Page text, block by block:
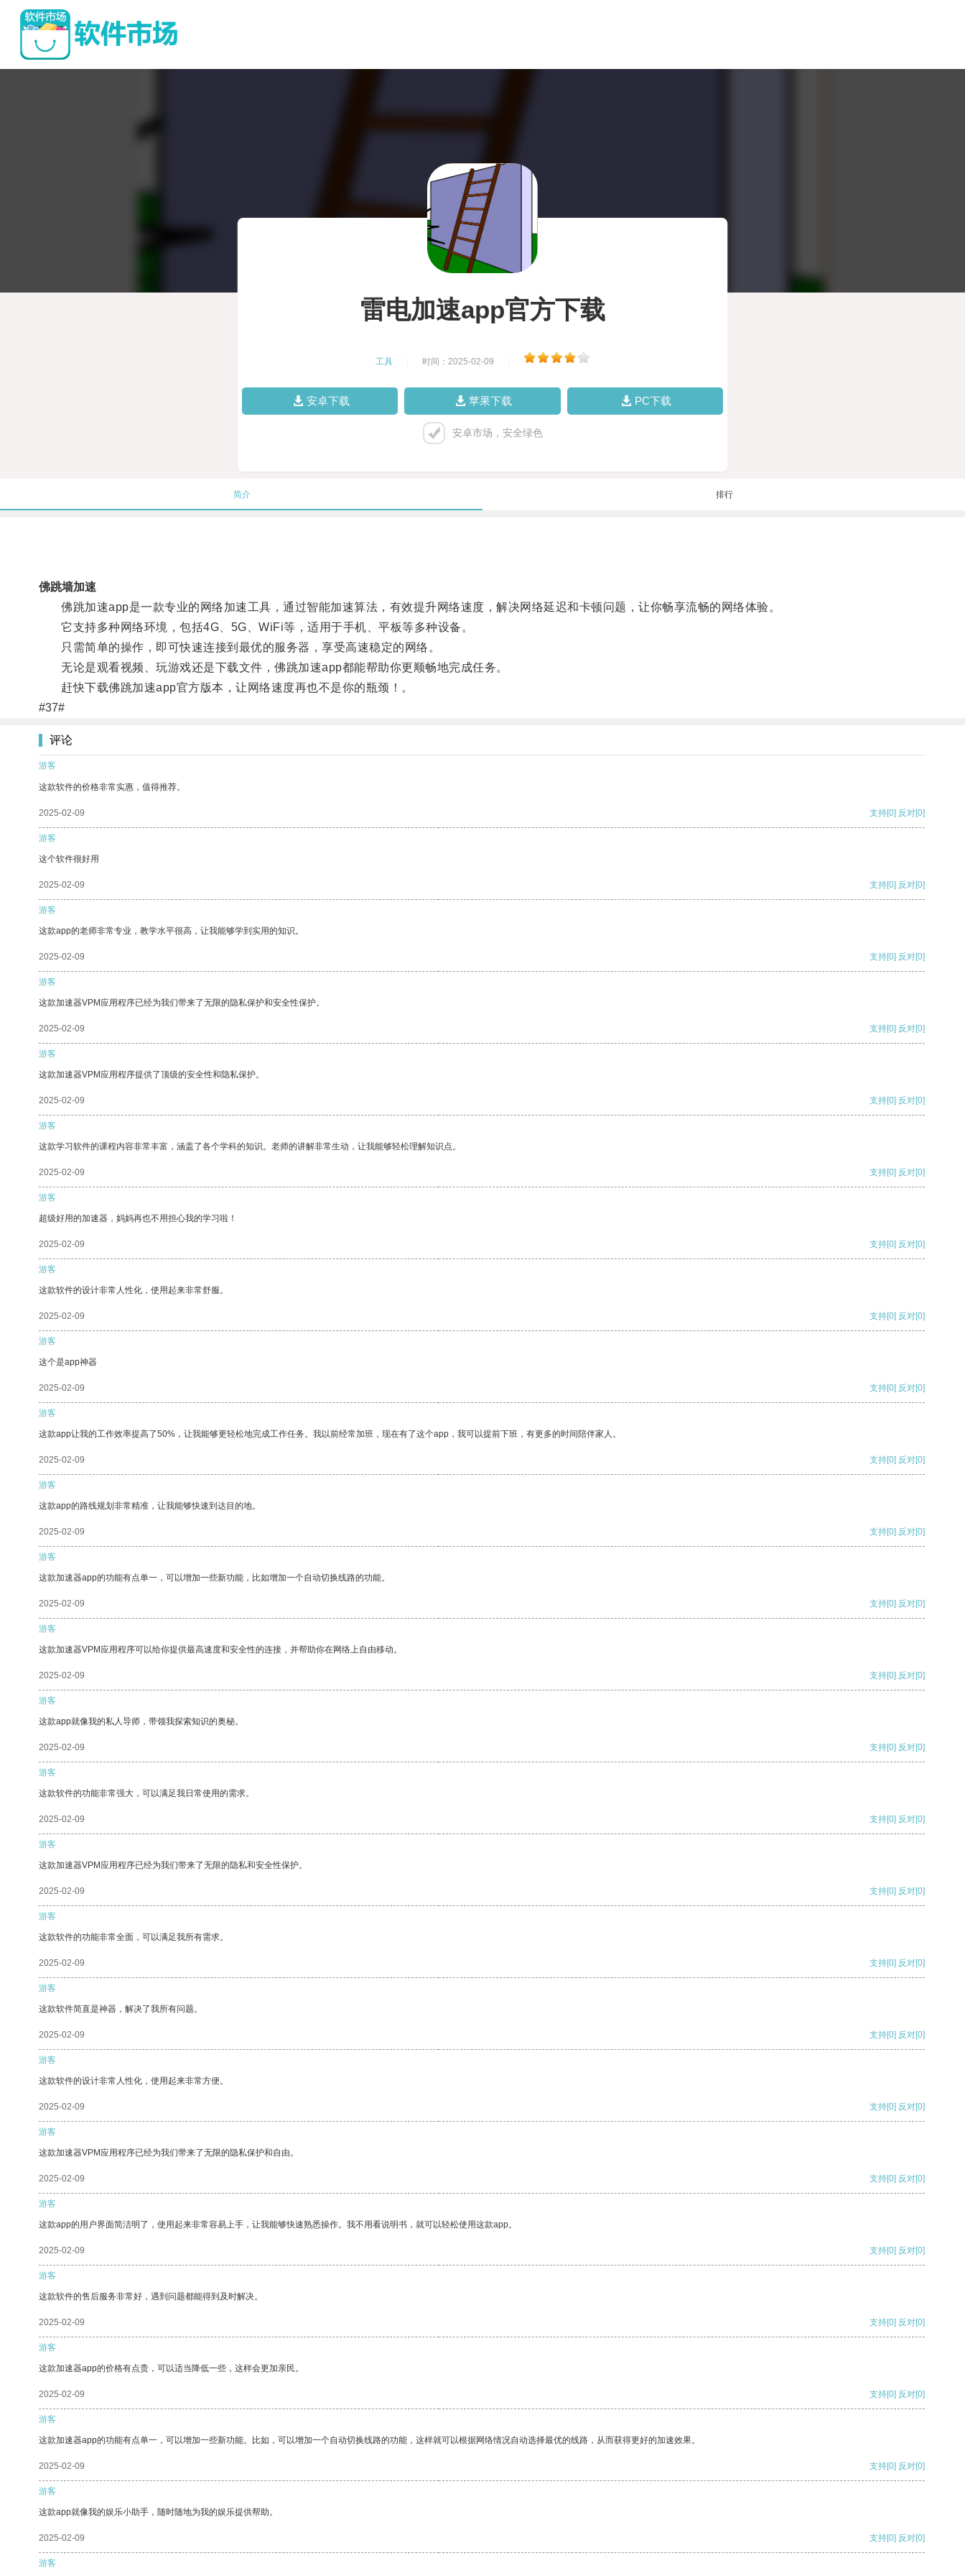
雷电加速app官方下载
工具 时间：2025-02-09
安卓下载 苹果下载 PC下载
安卓市场，安全绿色
简介 排行
佛跳墙加速
佛跳加速app是一款专业的网络加速工具，通过智能加速算法，有效提升网络速度，解决网络延迟和卡顿问题，让你畅享流畅的网络体验。
它支持多种网络环境，包括4G、5G、WiFi等，适用于手机、平板等多种设备。
只需简单的操作，即可快速连接到最优的服务器，享受高速稳定的网络。
无论是观看视频、玩游戏还是下载文件，佛跳加速app都能帮助你更顺畅地完成任务。
赶快下载佛跳加速app官方版本，让网络速度再也不是你的瓶颈！。
#37#
评论
游客
这款软件的价格非常实惠，值得推荐。
2025-02-09 支持[0] 反对[0]
游客
这个软件很好用
2025-02-09 支持[0] 反对[0]
游客
这款app的老师非常专业，教学水平很高，让我能够学到实用的知识。
2025-02-09 支持[0] 反对[0]
游客
这款加速器VPM应用程序已经为我们带来了无限的隐私保护和安全性保护。
2025-02-09 支持[0] 反对[0]
游客
这款加速器VPM应用程序提供了顶级的安全性和隐私保护。
2025-02-09 支持[0] 反对[0]
游客
这款学习软件的课程内容非常丰富，涵盖了各个学科的知识。老师的讲解非常生动，让我能够轻松理解知识点。
2025-02-09 支持[0] 反对[0]
游客
超级好用的加速器，妈妈再也不用担心我的学习啦！
2025-02-09 支持[0] 反对[0]
游客
这款软件的设计非常人性化，使用起来非常舒服。
2025-02-09 支持[0] 反对[0]
游客
这个是app神器
2025-02-09 支持[0] 反对[0]
游客
这款app让我的工作效率提高了50%，让我能够更轻松地完成工作任务。我以前经常加班，现在有了这个app，我可以提前下班，有更多的时间陪伴家人。
2025-02-09 支持[0] 反对[0]
游客
这款app的路线规划非常精准，让我能够快速到达目的地。
2025-02-09 支持[0] 反对[0]
游客
这款加速器app的功能有点单一，可以增加一些新功能，比如增加一个自动切换线路的功能。
2025-02-09 支持[0] 反对[0]
游客
这款加速器VPM应用程序可以给你提供最高速度和安全性的连接，并帮助你在网络上自由移动。
2025-02-09 支持[0] 反对[0]
游客
这款app就像我的私人导师，带领我探索知识的奥秘。
2025-02-09 支持[0] 反对[0]
游客
这款软件的功能非常强大，可以满足我日常使用的需求。
2025-02-09 支持[0] 反对[0]
游客
这款加速器VPM应用程序已经为我们带来了无限的隐私和安全性保护。
2025-02-09 支持[0] 反对[0]
游客
这款软件的功能非常全面，可以满足我所有需求。
2025-02-09 支持[0] 反对[0]
游客
这款软件简直是神器，解决了我所有问题。
2025-02-09 支持[0] 反对[0]
游客
这款软件的设计非常人性化，使用起来非常方便。
2025-02-09 支持[0] 反对[0]
游客
这款加速器VPM应用程序已经为我们带来了无限的隐私保护和自由。
2025-02-09 支持[0] 反对[0]
游客
这款app的用户界面简洁明了，使用起来非常容易上手，让我能够快速熟悉操作。我不用看说明书，就可以轻松使用这款app。
2025-02-09 支持[0] 反对[0]
游客
这款软件的售后服务非常好，遇到问题都能得到及时解决。
2025-02-09 支持[0] 反对[0]
游客
这款加速器app的价格有点贵，可以适当降低一些，这样会更加亲民。
2025-02-09 支持[0] 反对[0]
游客
这款加速器app的功能有点单一，可以增加一些新功能。比如，可以增加一个自动切换线路的功能，这样就可以根据网络情况自动选择最优的线路，从而获得更好的加速效果。
2025-02-09 支持[0] 反对[0]
游客
这款app就像我的娱乐小助手，随时随地为我的娱乐提供帮助。
2025-02-09 支持[0] 反对[0]
游客